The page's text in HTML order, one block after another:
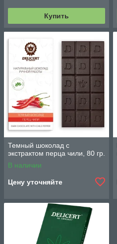
Купить
Темный шоколад с
экстрактом перца чили, 80 гр.
В наличии
Цену уточняйте